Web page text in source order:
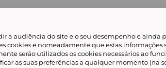
Showroomprive group Ajuda e Contacto Gerir os
audiência do site e o seu desempenho e ainda
cookies e nomeadamente que estas
serão utilizados os cookies necessários ao
as suas preferências a qualquer momento (na